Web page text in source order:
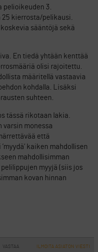
pelioikeuden 3.
25 kierrosta/pelikausi.
sääntöjä sekä
En tiedä yhtään kenttää
olisi rajoitettu.
määritellä vastaavia
kohdalla. Lisäksi
suhteen.
tässä rikotaan lakia.
varsin monessa
että
kaiken mahdollisen
mahdollisimman
myyjä (siis jos
kovan hinnan
VASTAA ILMOITA ASIATON VIESTI